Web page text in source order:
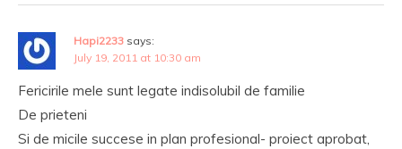
Hapi2233 says:
July 19, 2011 at 10:30 am
Fericirile mele sunt legate indisolubil de familie
De prieteni
Si de micile succese in plan profesional- proiect aprobat,